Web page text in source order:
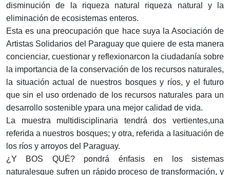
disminución de la riqueza natural riqueza natural y la
eliminación de ecosistemas enteros.
Esta es una preocupación que hace suya la Asociación de
Artistas Solidarios del Paraguay que quiere de esta manera
concienciar, cuestionar y reflexionarcon la ciudadanía sobre
la importancia de la conservación de los recursos naturales,
la situación actual de nuestros bosques y ríos, y el futuro
que sin el uso ordenado de los recursos naturales para un
desarrollo sostenible ypara una mejor calidad de vida.
La muestra multidisciplinaria tendrá dos vertientes,una
referida a nuestros bosques; y otra, referida a lasituación de
los ríos y arroyos del Paraguay.
¿Y BOS QUÉ? pondrá énfasis en los sistemas
naturalesque sufren un rápido proceso de transformación, y